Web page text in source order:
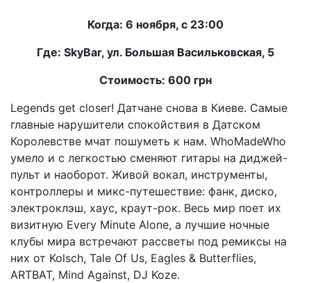
Когда: 6 ноября, с 23:00
Где: SkyBar, ул. Большая Васильковская, 5
Стоимость: 600 грн
Legends get closer! Датчане снова в Киеве. Самые
главные нарушители спокойствия в Датском
Королевстве мчат пошуметь к нам. WhoMadeWho
умело и с легкостью сменяют гитары на диджей-
пульт и наоборот. Живой вокал, инструменты,
контроллеры и микс-путешествие: фанк, диско,
электроклэш, хаус, краут-рок. Весь мир поет их
визитную Every Minute Alone, а лучшие ночные
клубы мира встречают рассветы под ремиксы на
них от Kolsch, Tale Of Us, Eagles & Butterflies,
ARTBAT, Mind Against, DJ Koze.